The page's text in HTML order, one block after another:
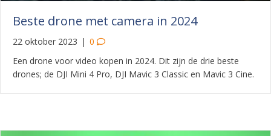
Beste drone met camera in 2024
22 oktober 2023 | 0
Een drone voor video kopen in 2024. Dit zijn de drie beste
drones; de DJI Mini 4 Pro, DJI Mavic 3 Classic en Mavic 3 Cine.